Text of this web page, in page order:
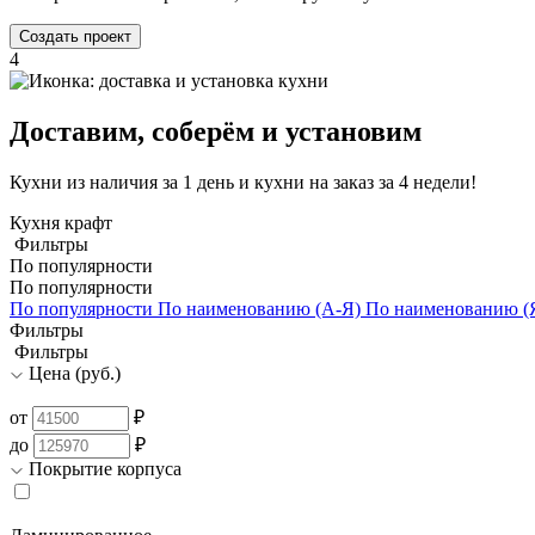
Создать проект
4
Доставим, соберём и установим
Кухни из наличия за 1 день и кухни на заказ за 4 недели!
Кухня крафт
Фильтры
По популярности
По популярности
По популярности По наименованию (А-Я) По наименованию
Фильтры
Фильтры
Цена (руб.)
от
₽
до
₽
Покрытие корпуса